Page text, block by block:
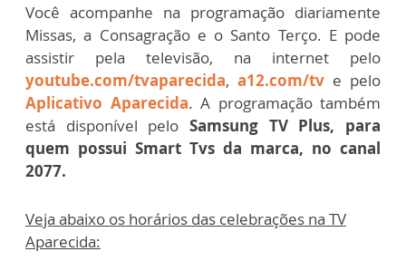
Você acompanhe na programação diariamente
Missas, a Consagração e o Santo Terço. E pode
assistir pela televisão, na internet pelo
youtube.com/tvaparecida, a12.com/tv e pelo
Aplicativo Aparecida. A programação também
está disponível pelo Samsung TV Plus, para
quem possui Smart Tvs da marca, no canal
2077.
Veja abaixo os horários das celebrações na TV
Aparecida: